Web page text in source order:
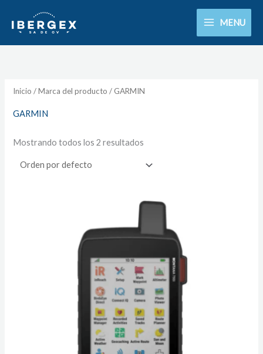
MENU
Inicio / Marca del producto / GARMIN
GARMIN
Mostrando todos los 2 resultados